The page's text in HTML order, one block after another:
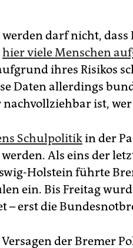
darf nicht,
hier viele Menschen
ihres Risikos
Daten allerdings
ist,
Schulpolitikin der
Als eins der
Holstein führte
ein. Bis Freitag
– erst die
der Bremer